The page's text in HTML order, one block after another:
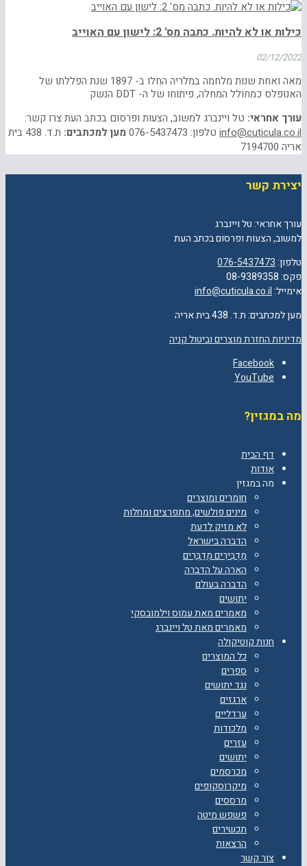
כילות או לא להיות. כתבה מס' 2: לישון עם האוייב
02/12/2022
מאה ואחת שנות מלחמה במלריה החלו ב- 1897 שנת הפללתו של
האנופלס כמחולל המחלה, פיתוחו של ה- DDT הנשק
עורך אחראי: טל ויינברג למשוב, הצעות ופרסום בכתב העת צרו קשר:
info@cuticula.co.il טלפון: 076-5437473 מען למכתבים:
ת.ד. 438 בית
אריה 7194700
יצירת קשר
עורך אחראי: טל ויינברג
למשוב, הצעות ופרסום בכתב העת
טלפון:076-5437473
פקס: 08-9389358
אימייל:info@cuticula.co.il
מען למכתבים: ת.ד. 438 בית אריה
מדיניות החזרת מוצרים וביטול קניה
Facebook
YouTube
מה במגזין?
דף הבית
אודות
מה במגזין
חומרים ומוצרים
מינים פולשים, מתפרצים ומחלות
לא מזיק לדעת
הדברה בישראל
מַדְבִּירִים מְדַבְּרִים
הארה על הדברה
הדברה בעולם
יתושים
מאמרים מאת עמוס וילמובסקי
מאמרים מאת טל ויינברג
חנות קוטיקולה
כל המוצרים
ספרים
נגד יתושים
ארגזים
ערדליים
מלכודות
עזרים
יתושים
מכרסמים
מיקרוסקופים
מרססים
פשפש מיטה
תכשירים
הרצאות
צור קשר